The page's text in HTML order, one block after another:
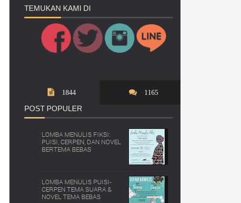
TEMUKAN KAMI DI
1844 1165
POST POPULER
LOMBA MENULIS FIKSI:
PUISI, CERPEN, DAN NOVEL
BERTEMA BEBAS
LOMBA MENULIS PUISI-
CERPEN TEMA SUARA &
NOVEL TEMA BEBAS